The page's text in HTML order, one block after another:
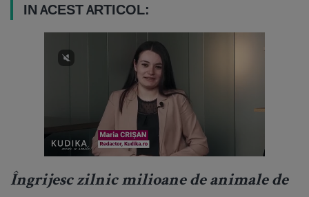
IN ACEST ARTICOL:
Îngrijesc zilnic milioane de animale de